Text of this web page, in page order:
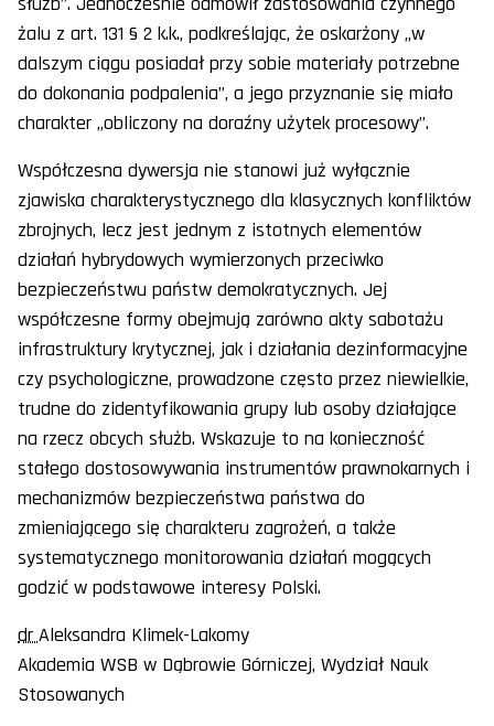
żalu z art. 131 § 2 k.k., podkreślając, że oskarżony „w
dalszym ciągu posiadał przy sobie materiały potrzebne
do dokonania podpalenia”, a jego przyznanie się miało
charakter „obliczony na doraźny użytek procesowy”.
Współczesna dywersja nie stanowi już wyłącznie
zjawiska charakterystycznego dla klasycznych konfliktów
zbrojnych, lecz jest jednym z istotnych elementów
działań hybrydowych wymierzonych przeciwko
bezpieczeństwu państw demokratycznych. Jej
współczesne formy obejmują zarówno akty sabotażu
infrastruktury krytycznej, jak i działania dezinformacyjne
czy psychologiczne, prowadzone często przez niewielkie,
trudne do zidentyfikowania grupy lub osoby działające
na rzecz obcych służb. Wskazuje to na konieczność
stałego dostosowywania instrumentów prawnokarnych i
mechanizmów bezpieczeństwa państwa do
zmieniającego się charakteru zagrożeń, a także
systematycznego monitorowania działań mogących
godzić w podstawowe interesy Polski.
drAleksandra Klimek-Lakomy
Akademia WSB w Dąbrowie Górniczej, Wydział Nauk
Stosowanych